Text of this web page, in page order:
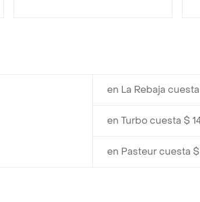
en La Rebaja
en Turbo cuesta $
en Pasteur cuesta $